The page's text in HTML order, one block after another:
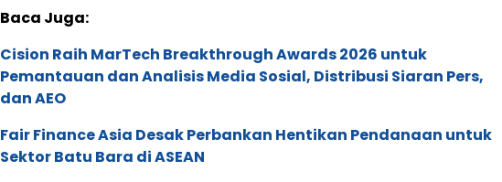
Baca Juga:
Cision Raih MarTech Breakthrough Awards 2026 untuk
Pemantauan dan Analisis Media Sosial, Distribusi Siaran Pers,
dan AEO
Fair Finance Asia Desak Perbankan Hentikan Pendanaan untuk
Sektor Batu Bara di ASEAN